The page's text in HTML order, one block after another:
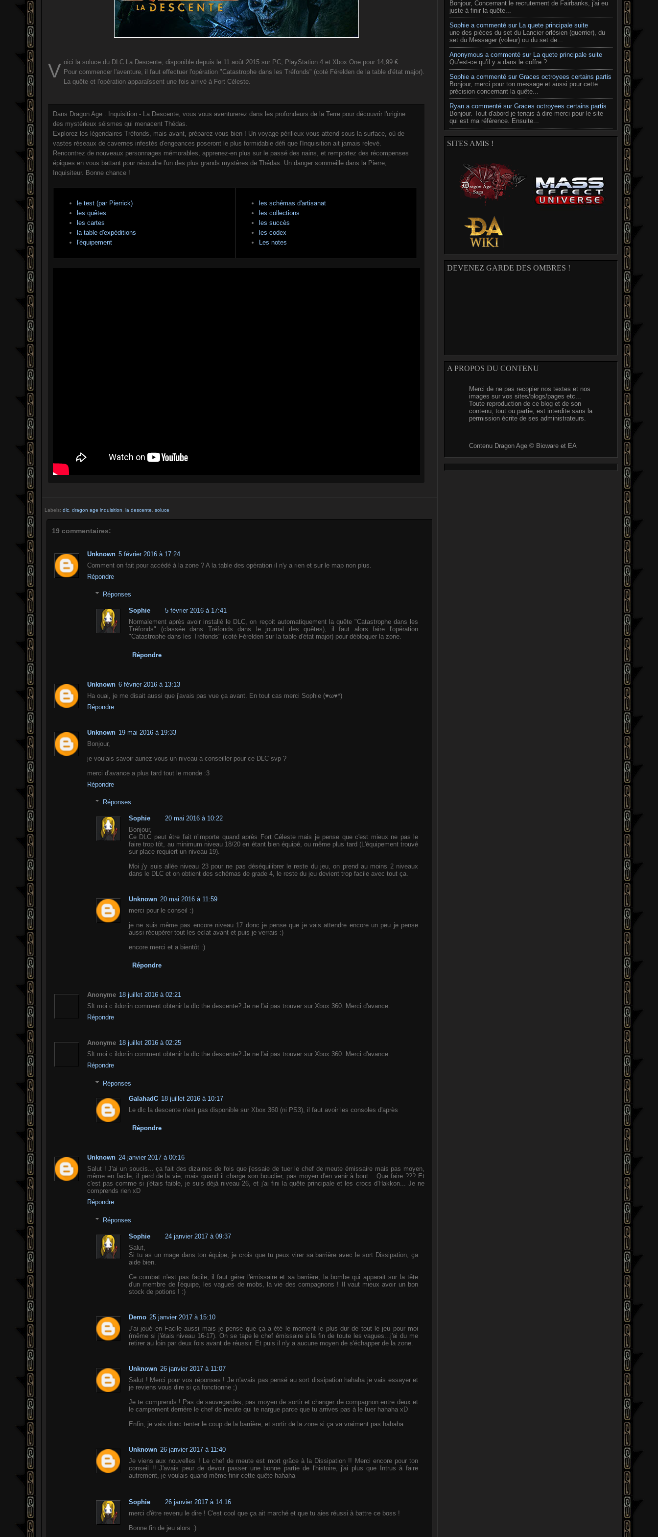
V oici la soluce du DLC La Descente, disponible depuis le 11 août 2015 sur PC, PlayStation 4 et Xbox One pour 14,99 €.
Pour commencer l'aventure, il faut effectuer l'opération "Catastrophe dans les Tréfonds" (coté Férelden de la table d'état major).
La quête et l'opération apparaîssent une fois arrivé à Fort Céleste.
Dans Dragon Age : Inquisition - La Descente, vous vous aventurerez dans les profondeurs de la Terre pour découvrir l'origine
des mystérieux séismes qui menacent Thédas.
Explorez les légendaires Tréfonds, mais avant, préparez-vous bien ! Un voyage périlleux vous attend sous la surface, où de
vastes réseaux de cavernes infestés d'engeances poseront le plus formidable défi que l'Inquisition ait jamais relevé.
Rencontrez de nouveaux personnages mémorables, apprenez-en plus sur le passé des nains, et remportez des récompenses
épiques en vous battant pour résoudre l'un des plus grands mystères de Thédas. Un danger sommeille dans la Pierre,
Inquisiteur. Bonne chance !
le test (par Pierrick)
les quêtes
les cartes
la table d'expéditions
l'équipement
les schémas d'artisanat
les collections
les succès
les codex
Les notes
Labels: dlc, dragon age inquisition la descente soluce
19 commentaires:
Unknown 5 février 2016 à 17:24
Comment on fait pour accédé à la zone ? A la table des opération il n'y a rien et sur le map non plus.
Répondre
Réponses
Sophie
5 février 2016 à 17:41
Normalement après avoir installé le DLC, on reçoit automatiquement la quête "Catastrophe dans les
Tréfonds" (classée dans Tréfonds dans le journal des quêtes), il faut alors faire l'opération
"Catastrophe dans les Tréfonds" (coté Férelden sur la table d'état major) pour débloquer la zone.
Répondre
Unknown 6 février 2016 à 13:13
Ha ouai, je me disait aussi que j'avais pas vue ça avant. En tout cas merci Sophie (♥ω♥*)
Répondre
Unknown 19 mai 2016 à 19:33
Bonjour,
je voulais savoir auriez-vous un niveau a conseiller pour ce DLC svp ?
merci d'avance a plus tard tout le monde :3
Répondre
Réponses
Sophie
20 mai 2016 à 10:22
Bonjour,
Ce DLC peut être fait n'importe quand après Fort Céleste mais je pense que c'est mieux ne pas le
faire trop tôt, au minimum niveau 18/20 en étant bien équipé, ou même plus tard (L'équipement trouvé
sur place requiert un niveau 19).
Moi j'y suis allée niveau 23 pour ne pas déséquilibrer le reste du jeu, on prend au moins 2 niveaux
dans le DLC et on obtient des schémas de grade 4, le reste du jeu devient trop facile avec tout ça.
Unknown 20 mai 2016 à 11:59
merci pour le conseil :)
je ne suis même pas encore niveau 17 donc je pense que je vais attendre encore un peu je pense
aussi récupérer tout les eclat avant et puis je verrais :)
encore merci et a bientôt :)
Répondre
Anonyme 18 juillet 2016 à 02:21
Slt moi c ildoriin comment obtenir la dlc the descente? Je ne l'ai pas trouver sur Xbox 360. Merci d'avance.
Répondre
Anonyme 18 juillet 2016 à 02:25
Slt moi c ildoriin comment obtenir la dlc the descente? Je ne l'ai pas trouver sur Xbox 360. Merci d'avance.
Répondre
Réponses
GalahadC 18 juillet 2016 à 10:17
Le dlc la descente n'est pas disponible sur Xbox 360 (ni PS3), il faut avoir les consoles d'après
Répondre
Unknown 24 janvier 2017 à 00:16
Salut ! J'ai un soucis... ça fait des dizaines de fois que j'essaie de tuer le chef de meute émissaire mais pas moyen,
même en facile, il perd de la vie, mais quand il charge son bouclier, pas moyen d'en venir à bout... Que faire ??? Et
c'est pas comme si j'étais faible, je suis déjà niveau 26, et j'ai fini la quête principale et les crocs d'Hakkon... Je ne
comprends rien xD
Répondre
Réponses
Sophie
24 janvier 2017 à 09:37
Salut,
Si tu as un mage dans ton équipe, je crois que tu peux virer sa barrière avec le sort Dissipation, ça
aide bien.
Ce combat n'est pas facile, il faut gérer l'émissaire et sa barrière, la bombe qui apparait sur la tête
d'un membre de l'équipe, les vagues de mobs, la vie des compagnons ! Il vaut mieux avoir un bon
stock de potions ! :)
Demo 25 janvier 2017 à 15:10
J'ai joué en Facile aussi mais je pense que ça a été le moment le plus dur de tout le jeu pour moi
(même si j'étais niveau 16-17). On se tape le chef émissaire à la fin de toute les vagues...j'ai du me
retirer au loin par deux fois avant de réussir. Et puis il n'y a aucune moyen de s'échapper de la zone.
Unknown 26 janvier 2017 à 11:07
Salut ! Merci pour vos réponses ! Je n'avais pas pensé au sort dissipation hahaha je vais essayer et
je reviens vous dire si ça fonctionne ;)
Je te comprends ! Pas de sauvegardes, pas moyen de sortir et changer de compagnon entre deux et
le campement derrière le chef de meute qui te nargue parce que tu arrives pas à le tuer hahaha xD
Enfin, je vais donc tenter le coup de la barrière, et sortir de la zone si ça va vraiment pas hahaha
Unknown 26 janvier 2017 à 11:40
Je viens aux nouvelles ! Le chef de meute est mort grâce à la Dissipation !! Merci encore pour ton
conseil !! J'avais peur de devoir passer une bonne partie de l'histoire, j'ai plus que Intrus à faire
autrement, je voulais quand même finir cette quête hahaha
Sophie
26 janvier 2017 à 14:16
merci d'être revenu le dire ! C'est cool que ça ait marché et que tu aies réussi à battre ce boss !
Bonne fin de jeu alors :)
Bonjour, Concernant le recrutement de Fairbanks, j'ai eu
juste à finir la quête...
Sophie a commenté sur La quete principale suite
une des pièces du set du Lancier orlésien (guerrier), du
set du Messager (voleur) ou du set de...
Anonymous a commenté sur La quete principale suite
Qu’est-ce qu’il y a dans le coffre ?
Sophie a commenté sur Graces octroyees certains partis
Bonjour, merci pour ton message et aussi pour cette
précision concernant la quête...
Ryan a commenté sur Graces octroyees certains partis
Bonjour. Tout d'abord je tenais à dire merci pour le site
qui est ma référence. Ensuite...
SITES AMIS !
DEVENEZ GARDE DES OMBRES !
A PROPOS DU CONTENU
Merci de ne pas recopier nos textes et nos
images sur vos sites/blogs/pages etc...
Toute reproduction de ce blog et de son
contenu, tout ou partie, est interdite sans la
permission écrite de ses administrateurs.
Contenu Dragon Age © Bioware et EA